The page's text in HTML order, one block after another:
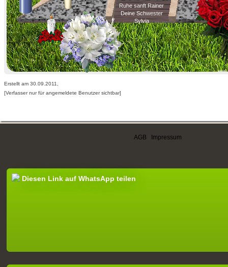
Ruhe sanft Rainer
Deine Schwester
Sylvia
Erstellt am 30.09.2011,
[Verfasser nur für angemeldete Benutzer sichtbar]
AGB Impressum
Diesen Link auf WhatsApp teilen